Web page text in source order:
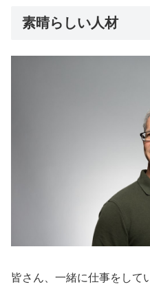
素晴らしい人材
皆さん、一緒に仕事をして